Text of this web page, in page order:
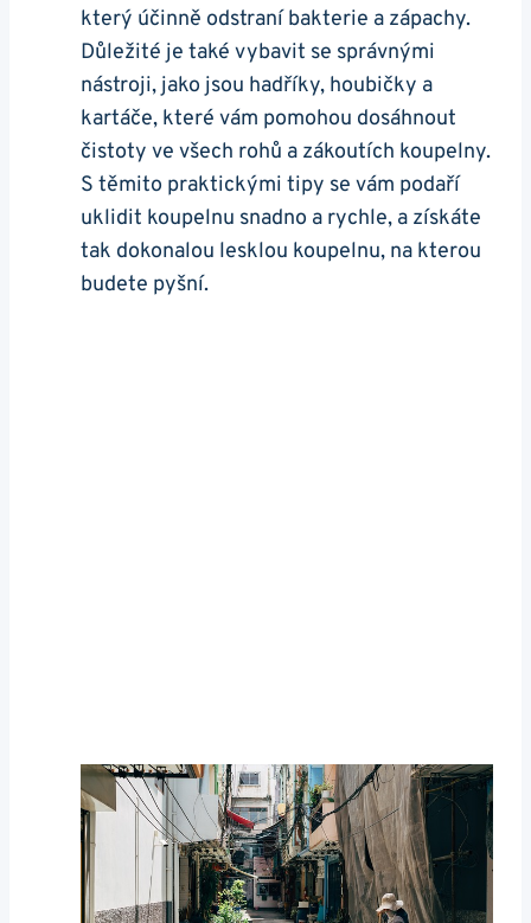
který účinně odstraní bakterie a zápachy.
Důležité je také vybavit se správnými
nástroji, jako jsou hadříky, houbičky a
kartáče, které vám pomohou dosáhnout
čistoty ve všech rohů a zákoutích koupelny.
S těmito praktickými tipy se vám podaří
uklidit koupelnu snadno a rychle, a získáte
tak dokonalou lesklou koupelnu, na kterou
budete pyšní.